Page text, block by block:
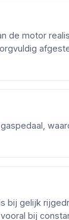
de motor
bij gelijk
bij